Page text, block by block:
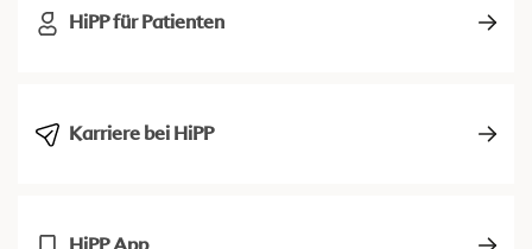
HiPP für Patienten
Karriere bei HiPP